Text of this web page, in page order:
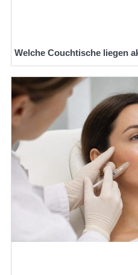
Welche Couchtische liegen